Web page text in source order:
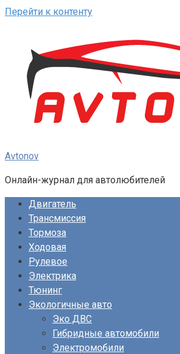
Перейти к контенту
Avtonov
Онлайн-журнал для автолюбителей
Двигатель
Трансмиссия
Тормоза
Ходовая
Рулевое
Электрика
Тюнинг
Экологичные авто
Эко ДВС
Гибридные автомобили
Электромобили